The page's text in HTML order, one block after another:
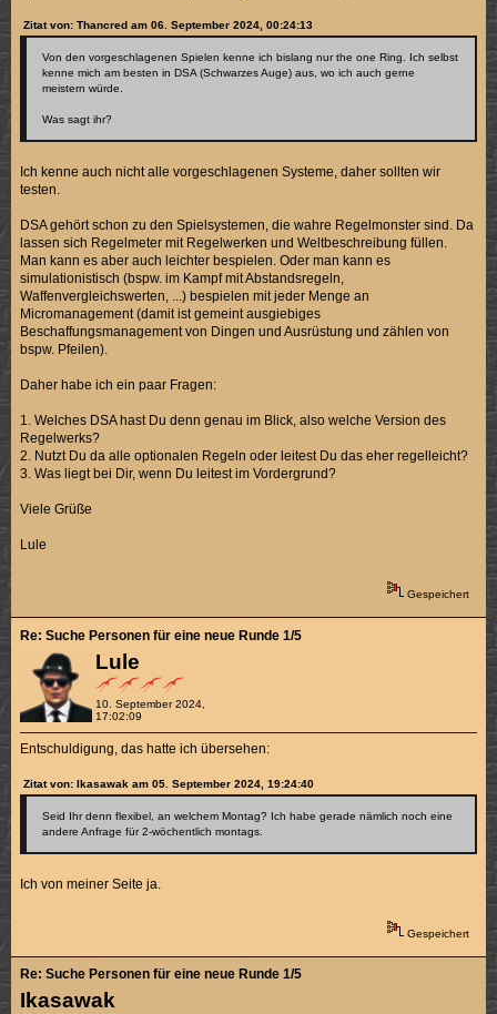
Zitat von: Thancred am 06. September 2024, 00:24:13
Von den vorgeschlagenen Spielen kenne ich bislang nur the one Ring. Ich selbst
kenne mich am besten in DSA (Schwarzes Auge) aus, wo ich auch gerne
meistern würde.
Was sagt ihr?
Ich kenne auch nicht alle vorgeschlagenen Systeme, daher sollten wir
testen.
DSA gehört schon zu den Spielsystemen, die wahre Regelmonster sind. Da
lassen sich Regelmeter mit Regelwerken und Weltbeschreibung füllen.
Man kann es aber auch leichter bespielen. Oder man kann es
simulationistisch (bspw. im Kampf mit Abstandsregeln,
Waffenvergleichswerten, ...) bespielen mit jeder Menge an
Micromanagement (damit ist gemeint ausgiebiges
Beschaffungsmanagement von Dingen und Ausrüstung und zählen von
bspw. Pfeilen).
Daher habe ich ein paar Fragen:
1. Welches DSA hast Du denn genau im Blick, also welche Version des
Regelwerks?
2. Nutzt Du da alle optionalen Regeln oder leitest Du das eher regelleicht?
3. Was liegt bei Dir, wenn Du leitest im Vordergrund?
Viele Grüße
Lule
Gespeichert
Lule
10. September 2024,
17:02:09
Re: Suche Personen für eine neue Runde 1/5
Entschuldigung, das hatte ich übersehen:
Zitat von: Ikasawak am 05. September 2024, 19:24:40
Seid Ihr denn flexibel, an welchem Montag? Ich habe gerade nämlich noch eine
andere Anfrage für 2-wöchentlich montags.
Ich von meiner Seite ja.
Gespeichert
Ikasawak
Re: Suche Personen für eine neue Runde 1/5